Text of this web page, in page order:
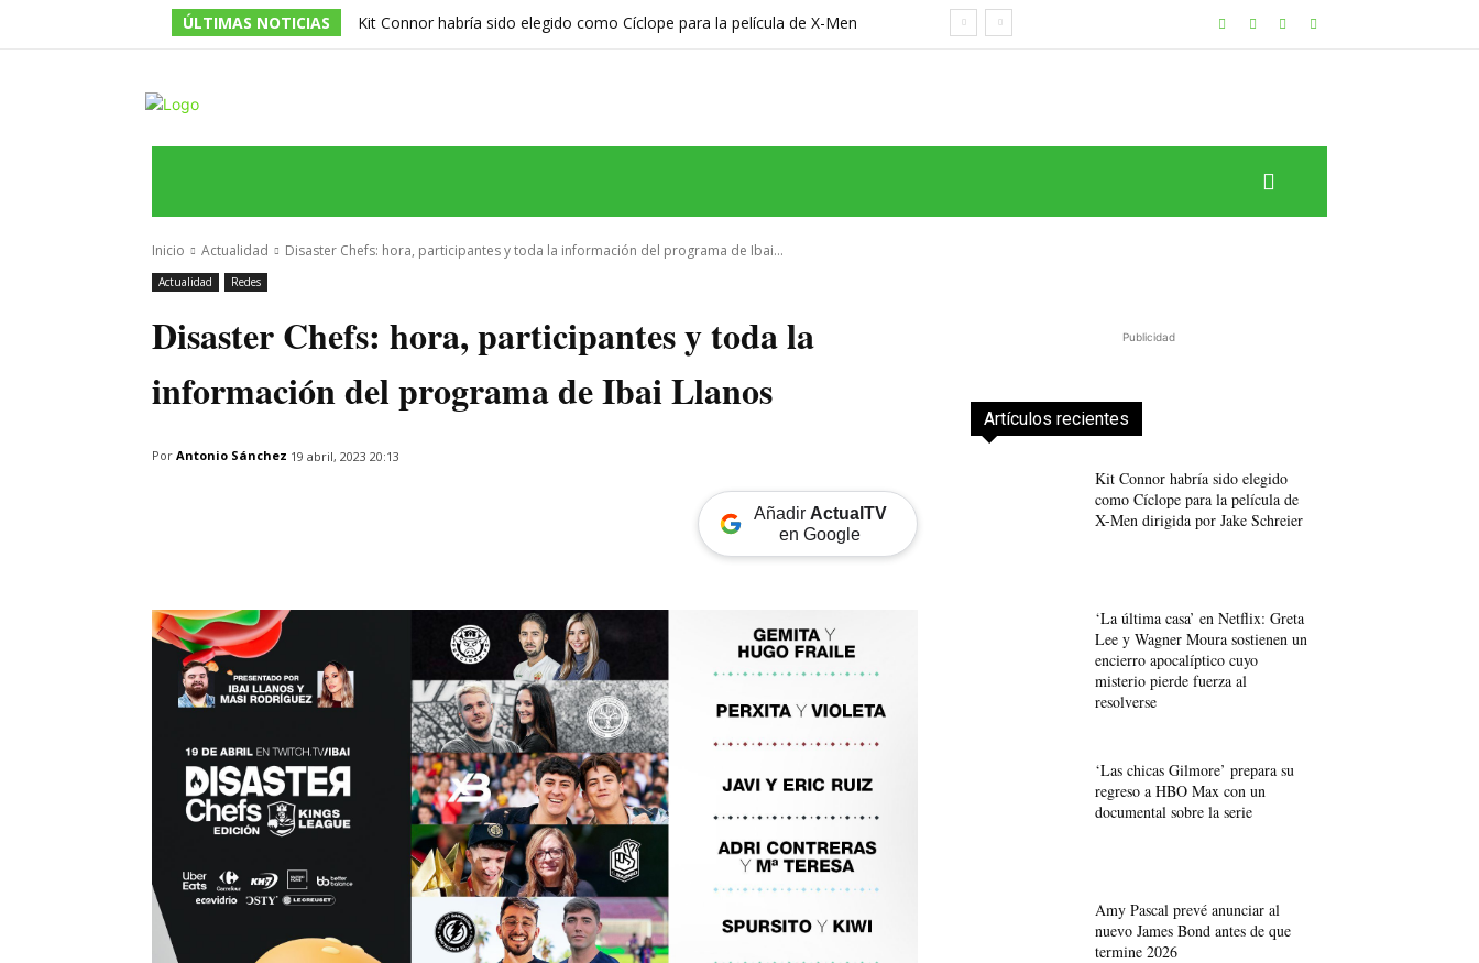
ÚLTIMAS NOTICIAS
Kit Connor habría sido elegido como Cíclope para la película de X-Men
Inicio Actualidad Disaster Chefs: hora, participantes y toda la información del programa de Ibai...
Actualidad Redes
Disaster Chefs: hora, participantes y toda la
información del programa de Ibai Llanos
Por Antonio Sánchez 19 abril, 2023 20:13
Añadir ActualTV
en Google
Publicidad
Artículos recientes
Kit Connor habría sido elegido
como Cíclope para la película de
X-Men dirigida por Jake Schreier
‘La última casa’ en Netflix: Greta
Lee y Wagner Moura sostienen un
encierro apocalíptico cuyo
misterio pierde fuerza al
resolverse
‘Las chicas Gilmore’ prepara su
regreso a HBO Max con un
documental sobre la serie
Amy Pascal prevé anunciar al
nuevo James Bond antes de que
termine 2026